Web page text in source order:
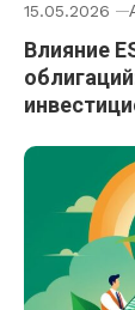
15.05.2026
Влияние